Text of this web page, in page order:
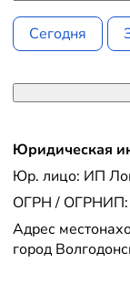
Сегодня
Юридическая
Юр. лицо: ИП
ОГРН /
Адрес
город